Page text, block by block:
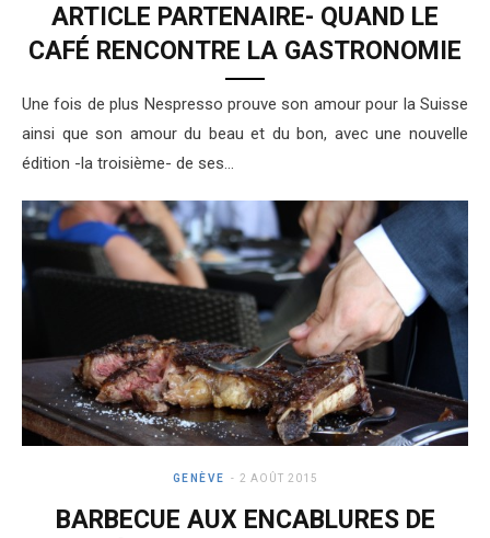
ARTICLE PARTENAIRE- QUAND LE
CAFÉ RENCONTRE LA GASTRONOMIE
Une fois de plus Nespresso prouve son amour pour la Suisse
ainsi que son amour du beau et du bon, avec une nouvelle
édition -la troisième- de ses…
GENÈVE 2 AOÛT 2015
BARBECUE AUX ENCABLURES DE